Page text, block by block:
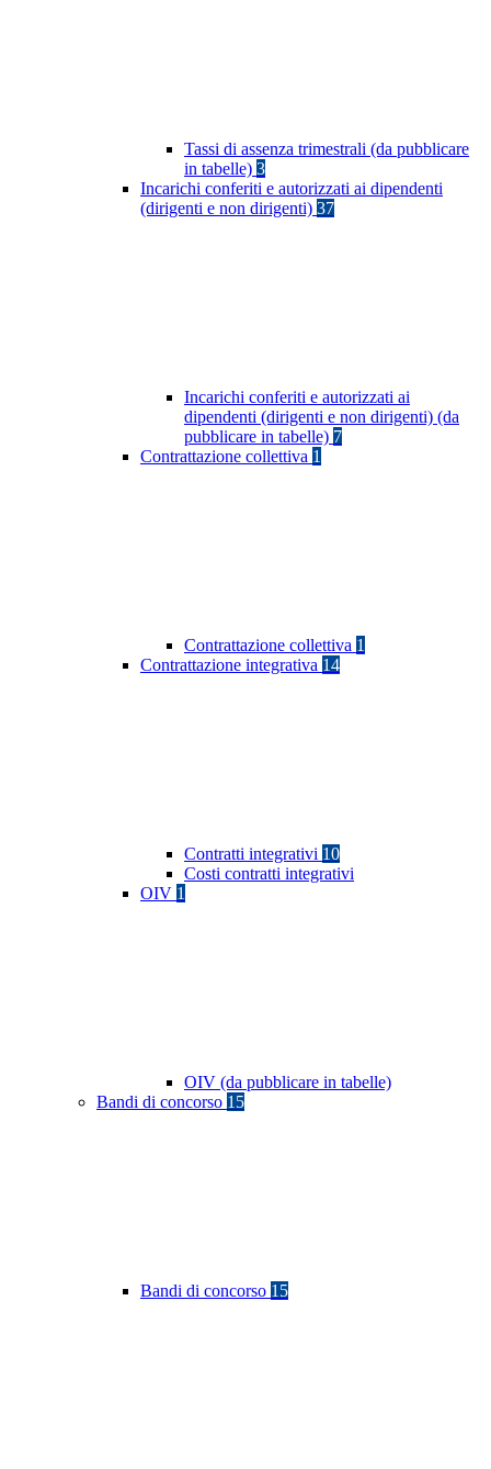
Tassi di assenza trimestrali (da pubblicare
in tabelle) 3
Incarichi conferiti e autorizzati ai dipendenti
(dirigenti e non dirigenti) 37
Incarichi conferiti e autorizzati ai
dipendenti (dirigenti e non dirigenti) (da
pubblicare in tabelle) 7
Contrattazione collettiva 1
Contrattazione collettiva 1
Contrattazione integrativa 14
Contratti integrativi 10
Costi contratti integrativi
OIV 1
OIV (da pubblicare in tabelle)
Bandi di concorso 15
Bandi di concorso 15